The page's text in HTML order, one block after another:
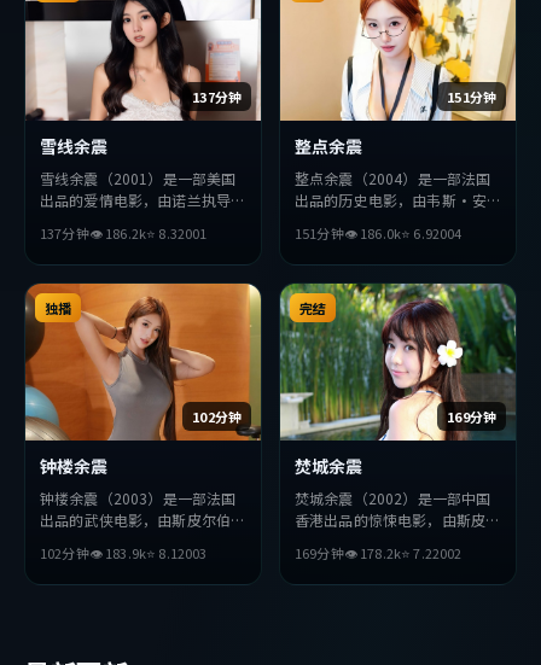
137分钟
雪线余震
雪线余震（2001）是一部美国
出品的爱情电影，由诺兰执导，
影片在叙事与视听上力求突破，
探讨人性与抉择，节奏张弛有
度，适合喜欢该类型的观众完整
观看。
137分钟👁186.2k⭐ 8.32001
151分钟
整点余震
整点余震（2004）是一部法国
出品的历史电影，由韦斯·安
姆·哈迪等主演。影片在叙事
与视听上力求突破，探讨人性与
抉择，节奏张弛有度，适合喜欢
该类型的观众完整观看。
151分钟👁186.0k⭐ 6.92004
102分钟
独播
钟楼余震
钟楼余震（2003）是一部法国
出品的武侠电影，由斯皮尔伯格
哈迪等主演。影片在叙事与视听
上力求突破，探讨人性与抉择，
102分钟👁183.9k⭐ 8.12003
169分钟
完结
焚城余震
焚城余震（2002）是一部中国
香港出品的惊悚电影，由斯皮尔
广司等主演。影片在叙事与视听
上力求突破，探讨人性与抉择，
169分钟👁178.2k⭐7.22002